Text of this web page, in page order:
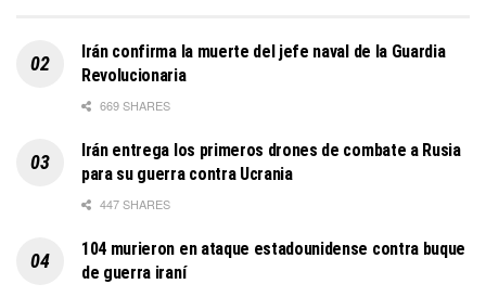
Irán confirma la muerte del jefe naval de la Guardia
Revolucionaria
669 SHARES
Irán entrega los primeros drones de combate a Rusia
para su guerra contra Ucrania
447 SHARES
104 murieron en ataque estadounidense contra buque
de guerra iraní